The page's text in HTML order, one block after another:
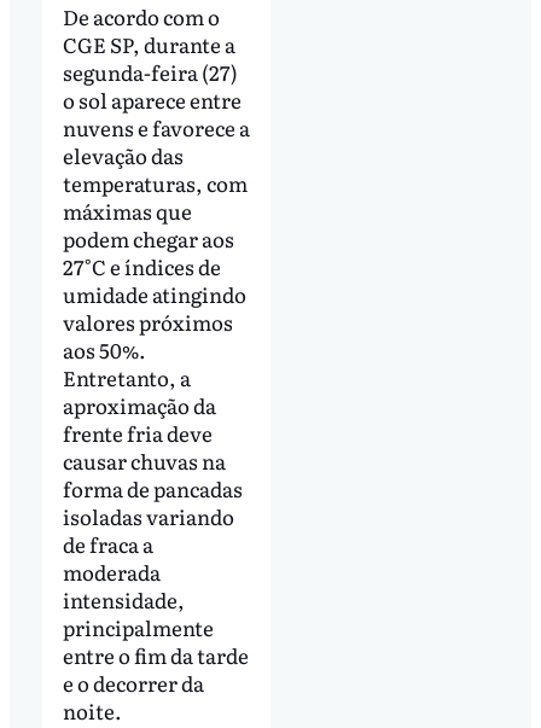
De acordo com o
CGE SP, durante a
segunda-feira (27)
o sol aparece entre
nuvens e favorece a
elevação das
temperaturas, com
máximas que
podem chegar aos
27°C e índices de
umidade atingindo
valores próximos
aos 50%.
Entretanto, a
aproximação da
frente fria deve
causar chuvas na
forma de pancadas
isoladas variando
de fraca a
moderada
intensidade,
principalmente
entre o fim da tarde
e o decorrer da
noite.